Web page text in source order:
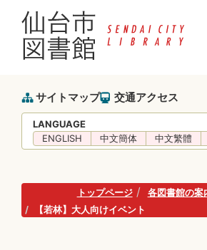
サイトマップ 交通アクセス
LANGUAGE
ENGLISH
中文簡体 中文繁體
トップページ 各図書館の案
【若林】大人向けイベント